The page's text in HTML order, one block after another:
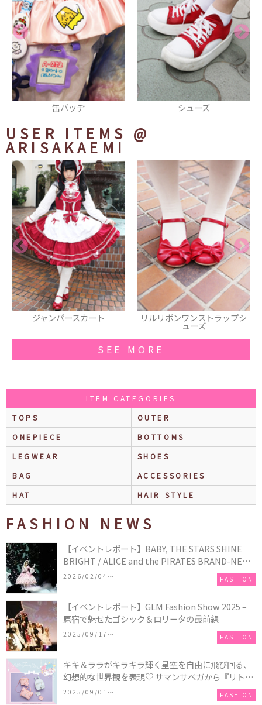
シューズ ショルダーバッグ
USER ITEMS @
ARISAKAEMI
リルリボンワンストラップシ
ューズ
くまくみゃリュックミニ
SEE MORE
ITEM CATEGORIES
TOPS
OUTER
ONEPIECE
BOTTOMS
LEGWEAR
SHOES
BAG
ACCESSORIES
HAT
HAIR STYLE
FASHION NEWS
【イベントレポート】BABY, THE STARS SHINE
BRIGHT / ALICE and the PIRATES BRAND-NEW
COLLECTION in TOKYO
2026/02/04〜 FASHION
【イベントレポート】GLM Fashion Show 2025 –
原宿で魅せたゴシック＆ロリータの最前線
2025/09/17〜 FASHION
キキ＆ララがキラキラ輝く星空を自由に飛び回る、
幻想的な世界観を表現♡ サマンサベガから『リトル
ツインスターズ』50周年アニバーサリーイヤー』を
2025/09/01〜 FASHION